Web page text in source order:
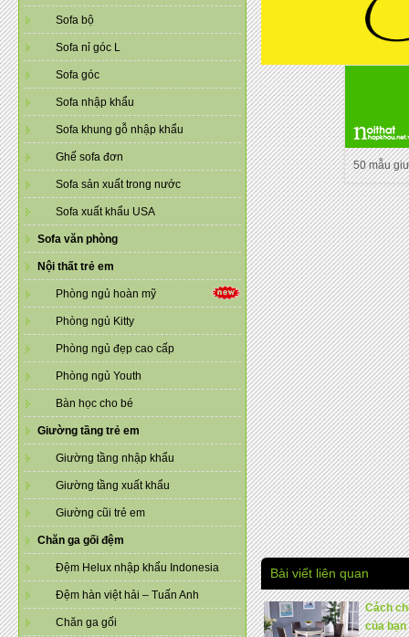
Sofa bộ
Sofa nỉ góc L
Sofa góc
Sofa nhập khẩu
Sofa khung gỗ nhập khẩu
Ghế sofa đơn
Sofa sản xuất trong nước
Sofa xuất khẩu USA
Sofa văn phòng
Nội thất trẻ em
Phòng ngủ hoàn mỹ
Phòng ngủ Kitty
Phòng ngủ đẹp cao cấp
Phòng ngủ Youth
Bàn học cho bé
Giường tầng trẻ em
Giường tầng nhập khẩu
Giường tầng xuất khẩu
Giường cũi trẻ em
Chăn ga gối đệm
Đệm Helux nhập khẩu Indonesia
Đệm hàn việt hải – Tuấn Anh
Chăn ga gối
50 mẫu
Bài viết liên quan
Cách
của bạn